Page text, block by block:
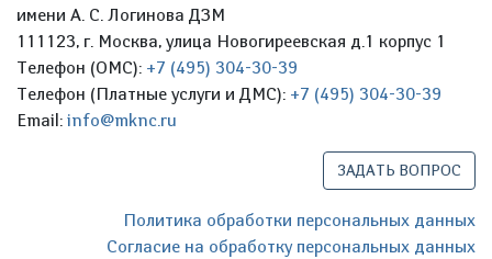
имени А. С. Логинова ДЗМ
111123, г. Москва, улица Новогиреевская д.1 корпус 1
Телефон (ОМС): +7 (495) 304-30-39
Телефон (Платные услуги и ДМС): +7 (495) 304-30-39
Email: info@mknc.ru
ЗАДАТЬ ВОПРОС
Политика обработки персональных данных
Согласие на обработку персональных данных